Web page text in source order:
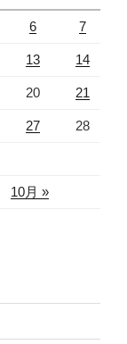
10月 »
6 7
13 14
20 21
27 28